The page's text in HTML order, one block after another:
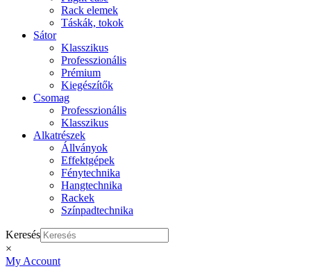
Rack elemek
Táskák, tokok
Sátor
Klasszikus
Professzionális
Prémium
Kiegészítők
Csomag
Professzionális
Klasszikus
Alkatrészek
Állványok
Effektgépek
Fénytechnika
Hangtechnika
Rackek
Színpadtechnika
Keresés
×
My Account